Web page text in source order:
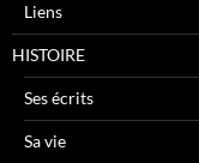
Liens
HISTOIRE
Ses écrits
Sa vie